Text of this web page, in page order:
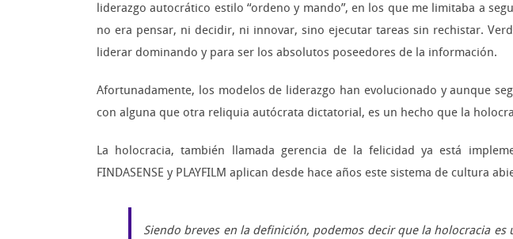
liderazgo autocrático estilo “ordeno y mando”, en los que me limitaba a
no era pensar, ni decidir, ni innovar, sino ejecutar tareas sin rechistar.
liderar dominando y para ser los absolutos poseedores de la información.
Afortunadamente, los modelos de liderazgo han evolucionado y aunque
con alguna que otra reliquia autócrata dictatorial, es un hecho que la
La holocracia, también llamada gerencia de la felicidad ya está
FINDASENSE y PLAYFILM aplican desde hace años este sistema de cultura
Siendo breves en la definición, podemos decir que la holocracia